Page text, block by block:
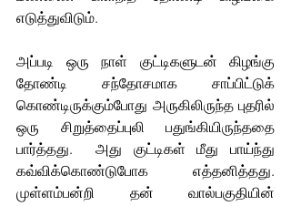
எடுத்துவிடும்.
அப்படி ஒரு நாள் குட்டிகளுடன் கிழங்கு
தோண்டி சந்தோசமாக சாப்பிட்டுக்
கொண்டிருக்கும்போது அருகிலிருந்த புதரில்
ஒரு சிறுத்தைப்புலி பதுங்கியிருந்ததை
பார்த்தது.  அது குட்டிகள் மீது பாய்ந்து
கவ்விக்கொண்டுபோக எத்தனித்தது.
முள்ளம்பன்றி தன் வால்பகுதியின்